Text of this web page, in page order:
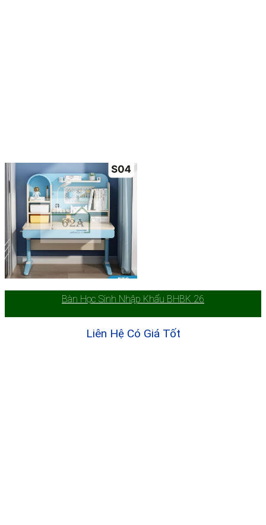
Bàn Học Sinh Nhập Khẩu BHBK 26
Liên Hệ Có Giá Tốt